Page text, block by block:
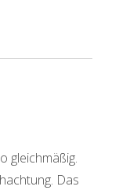
gleichmäßig.
Das